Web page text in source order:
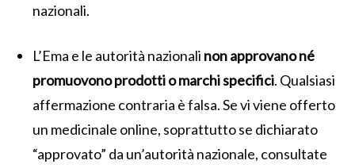
nazionali.
L’Ema e le autorità nazionali non approvano né
promuovono prodotti o marchi specifici. Qualsiasi
affermazione contraria è falsa. Se vi viene offerto
un medicinale online, soprattutto se dichiarato
“approvato” da un’autorità nazionale, consultate